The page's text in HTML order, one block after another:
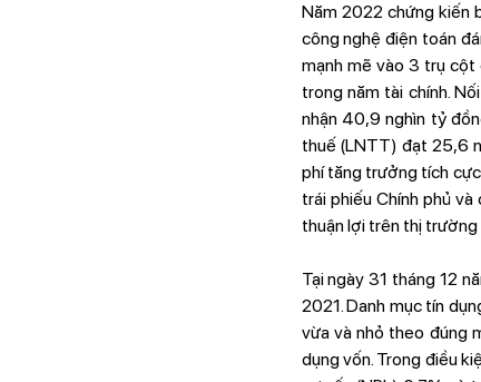
Năm 2022 chứng kiến
công nghệ điện toán
mạnh mẽ vào 3 trụ cột
trong năm tài chính.
nhận 40,9 nghìn tỷ
thuế (LNTT) đạt 25,6
phí tăng trưởng tích
trái phiếu Chính phủ
thuận lợi trên thị trường
Tại ngày 31 tháng 12
2021. Danh mục tín
vừa và nhỏ theo đúng
dụng vốn. Trong điều